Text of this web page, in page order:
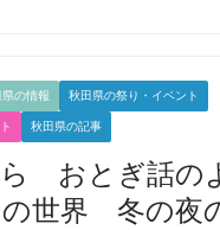
の情報 秋田県の祭り・イベント
秋田県の記事
おとぎ話の
の世界 冬の夜